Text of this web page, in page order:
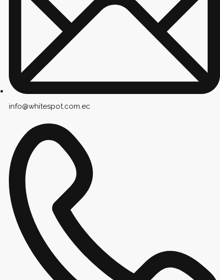
info@whitespot.com.ec